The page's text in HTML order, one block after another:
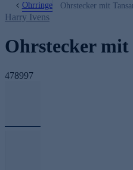
Ohrringe Ohrstecker mit
Harry Ivens
Ohrstecker
478997